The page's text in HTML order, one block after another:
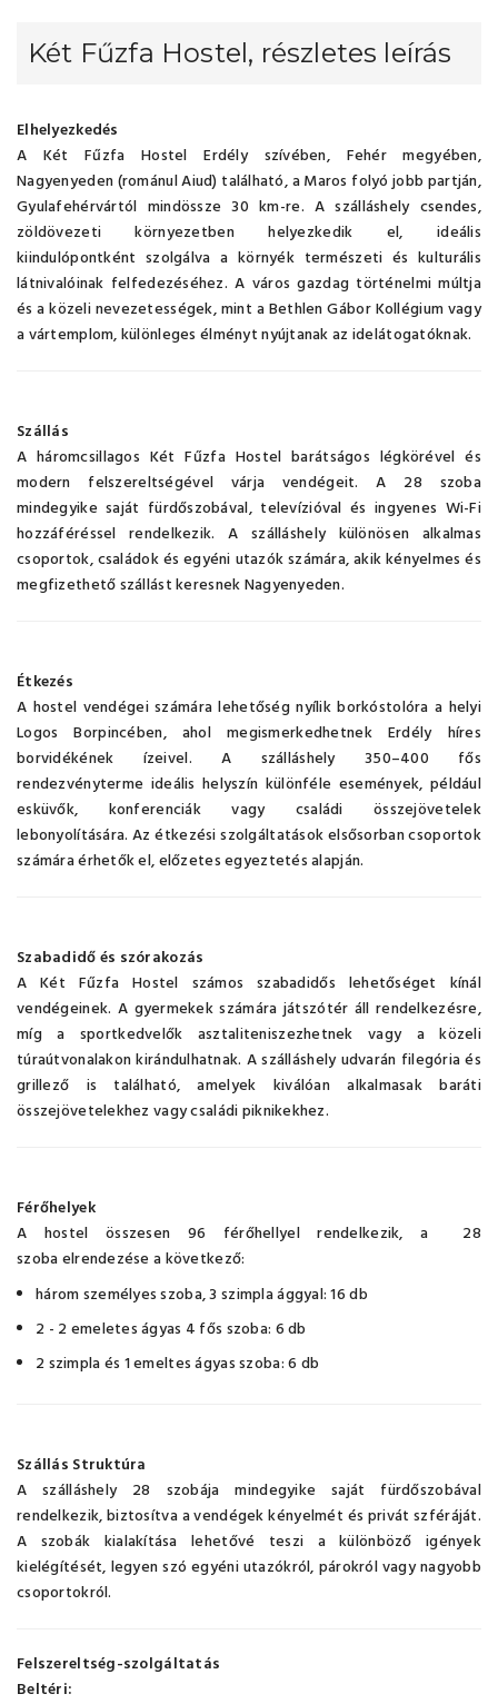
Két Fűzfa Hostel, részletes leírás
Elhelyezkedés
A Két Fűzfa Hostel Erdély szívében, Fehér megyében,
Nagyenyeden (románul Aiud) található, a Maros folyó jobb partján,
Gyulafehérvártól mindössze 30 km-re. A szálláshely csendes,
zöldövezeti környezetben helyezkedik el, ideális
kiindulópontként szolgálva a környék természeti és kulturális
látnivalóinak felfedezéséhez. A város gazdag történelmi múltja
és a közeli nevezetességek, mint a Bethlen Gábor Kollégium vagy
a vártemplom, különleges élményt nyújtanak az idelátogatóknak.
Szállás
A háromcsillagos Két Fűzfa Hostel barátságos légkörével és
modern felszereltségével várja vendégeit. A 28 szoba
mindegyike saját fürdőszobával, televízióval és ingyenes Wi-Fi
hozzáféréssel rendelkezik. A szálláshely különösen alkalmas
csoportok, családok és egyéni utazók számára, akik kényelmes és
megfizethető szállást keresnek Nagyenyeden.
Étkezés
A hostel vendégei számára lehetőség nyílik borkóstolóra a helyi
Logos Borpincében, ahol megismerkedhetnek Erdély híres
borvidékének ízeivel. A szálláshely 350–400 fős
rendezvényterme ideális helyszín különféle események, például
esküvők, konferenciák vagy családi összejövetelek
lebonyolítására. Az étkezési szolgáltatások elsősorban csoportok
számára érhetők el, előzetes egyeztetés alapján.
Szabadidő és szórakozás
A Két Fűzfa Hostel számos szabadidős lehetőséget kínál
vendégeinek. A gyermekek számára játszótér áll rendelkezésre,
míg a sportkedvelők asztaliteniszezhetnek vagy a közeli
túraútvonalakon kirándulhatnak. A szálláshely udvarán filegória és
grillező is található, amelyek kiválóan alkalmasak baráti
összejövetelekhez vagy családi piknikekhez.
Férőhelyek
A hostel összesen 96 férőhellyel rendelkezik, a 28
szoba elrendezése a következő:
három személyes szoba, 3 szimpla ággyal: 16 db
2 - 2 emeletes ágyas 4 fős szoba: 6 db
2 szimpla és 1 emeltes ágyas szoba: 6 db
Szállás Struktúra
A szálláshely 28 szobája mindegyike saját fürdőszobával
rendelkezik, biztosítva a vendégek kényelmét és privát szféráját.
A szobák kialakítása lehetővé teszi a különböző igények
kielégítését, legyen szó egyéni utazókról, párokról vagy nagyobb
csoportokról.
Felszereltség-szolgáltatás
Beltéri: